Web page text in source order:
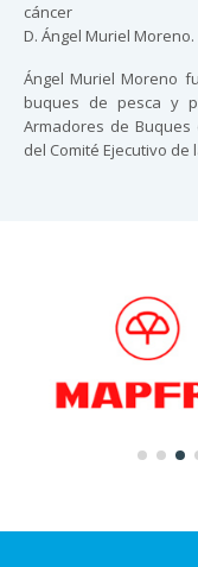
cáncer
D. Ángel Muriel Moreno.
Ángel Muriel Moreno
buques de pesca y
Armadores de Buques
del Comité Ejecutivo